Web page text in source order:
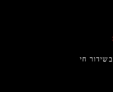
בשידור חי